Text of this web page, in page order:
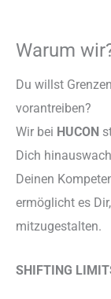
Warum
Du willst
vorantreiben?
Wir bei HUCON
Dich
Deinen
ermöglicht es
mitzugestalten.
SHIFTING